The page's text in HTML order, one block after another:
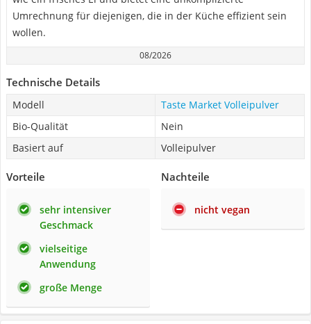
Umrechnung für diejenigen, die in der Küche effizient sein
wollen.
08/2026
Technische Details
Modell
Taste Market Volleipulver
Bio-Qualität
Nein
Basiert auf
Volleipulver
Vorteile
sehr intensiver
Geschmack
vielseitige
Anwendung
große Menge
Nachteile
nicht vegan